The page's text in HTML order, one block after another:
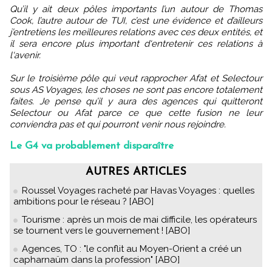
Qu’il y ait deux pôles importants l’un autour de Thomas
Cook, l’autre autour de TUI, c’est une évidence et d’ailleurs
j’entretiens les meilleures relations avec ces deux entités, et
il sera encore plus important d‘entretenir ces relations à
l‘avenir.
Sur le troisième pôle qui veut rapprocher Afat et Selectour
sous AS Voyages, les choses ne sont pas encore totalement
faites. Je pense qu’il y aura des agences qui quitteront
Selectour ou Afat parce ce que cette fusion ne leur
conviendra pas et qui pourront venir nous rejoindre.
Le G4 va probablement disparaître
AUTRES ARTICLES
Roussel Voyages racheté par Havas Voyages : quelles
ambitions pour le réseau ? [ABO]
Tourisme : après un mois de mai difficile, les opérateurs
se tournent vers le gouvernement ! [ABO]
Agences, TO : "le conflit au Moyen-Orient a créé un
capharnaüm dans la profession" [ABO]